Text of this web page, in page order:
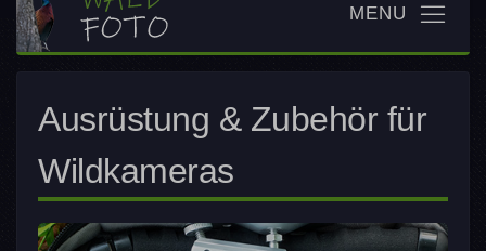
Ausrüstung & Zubehör für
Wildkameras